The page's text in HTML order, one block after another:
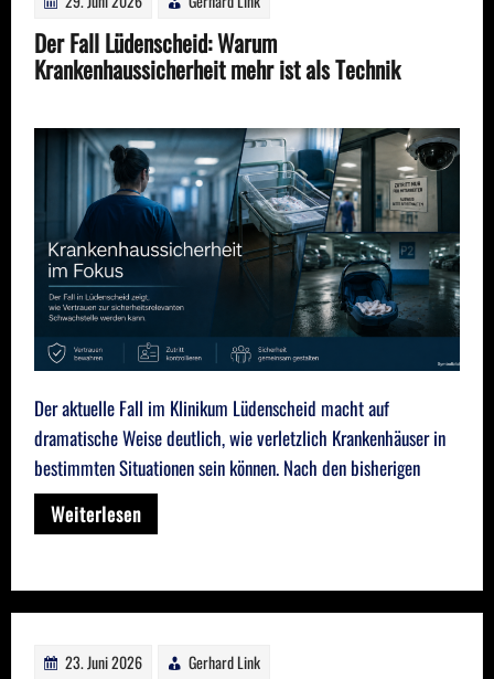
Der Fall Lüdenscheid: Warum
Krankenhaussicherheit mehr ist als Technik
Der aktuelle Fall im Klinikum Lüdenscheid macht auf
dramatische Weise deutlich, wie verletzlich Krankenhäuser in
bestimmten Situationen sein können. Nach den bisherigen
Weiterlesen
23. Juni 2026 Gerhard Link